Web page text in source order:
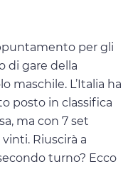
per gli
di gare della
maschile. L’Italia ha
posto in classifica
ma con 7 set
Riuscirà a
turno? Ecco